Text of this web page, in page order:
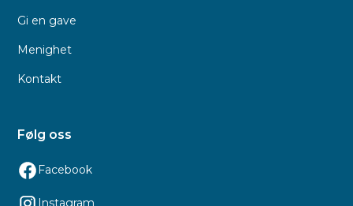
Gi en gave
Menighet
Kontakt
Følg oss
Facebook
Instagram